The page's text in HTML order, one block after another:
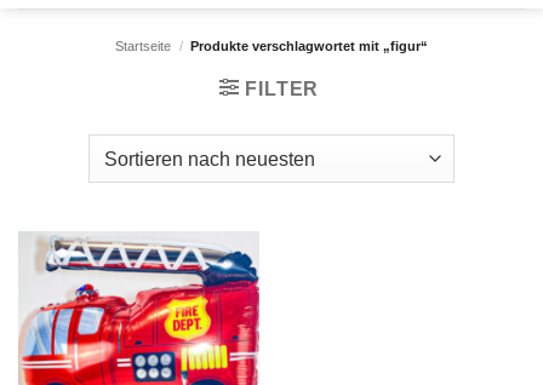
Startseite / Produkte verschlagwortet mit „figur“
FILTER